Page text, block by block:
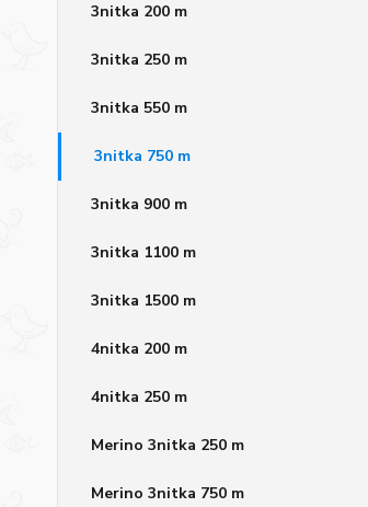
3nitka 200 m
3nitka 250 m
3nitka 550 m
3nitka 750 m
3nitka 900 m
3nitka 1100 m
3nitka 1500 m
4nitka 200 m
4nitka 250 m
Merino 3nitka 250 m
Merino 3nitka 750 m